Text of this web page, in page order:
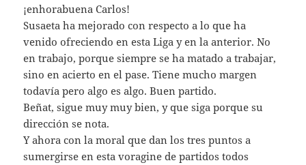
¡enhorabuena Carlos!
Susaeta ha mejorado con respecto a lo que ha
venido ofreciendo en esta Liga y en la anterior. No
en trabajo, porque siempre se ha matado a trabajar,
sino en acierto en el pase. Tiene mucho margen
todavía pero algo es algo. Buen partido.
Beñat, sigue muy muy bien, y que siga porque su
dirección se nota.
Y ahora con la moral que dan los tres puntos a
sumergirse en esta voragine de partidos todos